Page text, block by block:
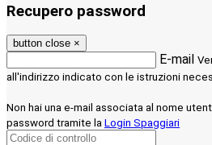
Recupero password
button close ×
E-mail
all'indirizzo indicato con le istruzioni
Non hai una e-mail associata al nome
password tramite la Login Spaggiari